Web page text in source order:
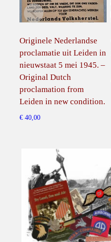
Originele Nederlandse
proclamatie uit Leiden in
nieuwstaat 5 mei 1945. –
Original Dutch
proclamation from
Leiden in new condition.
€40,00